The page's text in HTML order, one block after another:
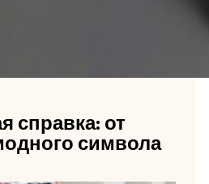
справка: от
символа